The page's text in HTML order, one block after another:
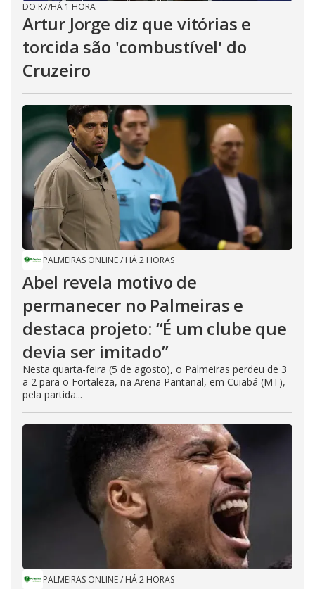
DO R7/HÁ 1 HORA
Artur Jorge diz que vitórias e
torcida são 'combustível' do
Cruzeiro
PALMEIRAS ONLINE/ HÁ 2 HORAS
Abel revela motivo de
permanecer no Palmeiras e
destaca projeto: “É um clube que
devia ser imitado”
Nesta quarta-feira (5 de agosto), o Palmeiras perdeu de 3
a 2 para o Fortaleza, na Arena Pantanal, em Cuiabá (MT),
pela partida...
PALMEIRAS ONLINE/ HÁ 2 HORAS